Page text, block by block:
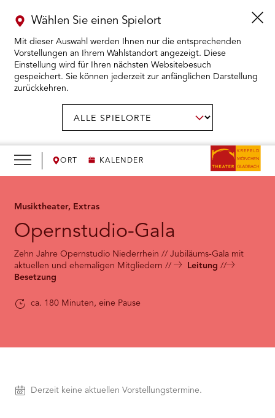
ORT KALENDER
Wählen Sie einen Spielort
Mit dieser Auswahl werden Ihnen nur die entsprechenden
Vorstellungen an Ihrem Wahlstandort angezeigt. Diese
Einstellung wird für Ihren nächsten Websitebesuch
gespeichert. Sie können jederzeit zur anfänglichen Darstellung
zurückkehren.
KARTENKAUF ÖFFNEN
WIR ÖFFNEN
DAS THEATER ÖFFNEN
THEATERPÄDAGOGIK ÖFFNEN
BESUCH ÖFFNEN
Musiktheater, Extras
Opernstudio-Gala
Zehn Jahre Opernstudio Niederrhein // Jubiläums-Gala mit
aktuellen und ehemaligen Mitgliedern
Leitung
Besetzung
ca. 180 Minuten, eine Pause
Vorstellungen
Derzeit keine aktuellen Vorstellungstermine.